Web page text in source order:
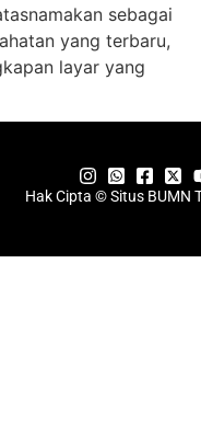
sebagai
yang terbaru,
layar yang
Hak Cipta © Situs BUMN